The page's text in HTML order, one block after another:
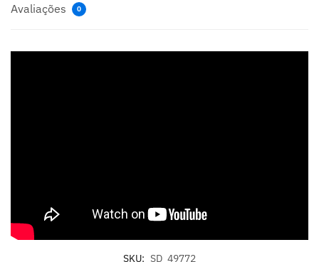
Avaliações 0
SKU: SD_49772